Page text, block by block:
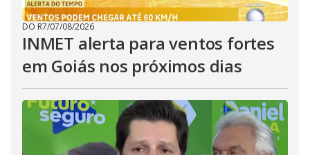
DO R7/07/08/2026
INMET alerta para ventos fortes
em Goiás nos próximos dias